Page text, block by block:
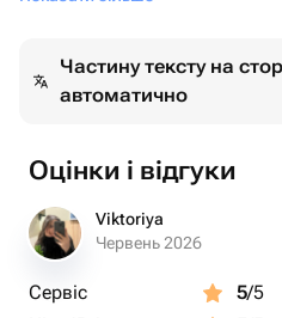
сюрприза
нежная муссовая основа;
необычная форма оригами —
надпись «Любимой маме»
или заменить);
свои пожелания;
Частину тексту на
автоматично
Оцінки і відгуки
Viktoriya
Червень 2026
Сервіс 5/5